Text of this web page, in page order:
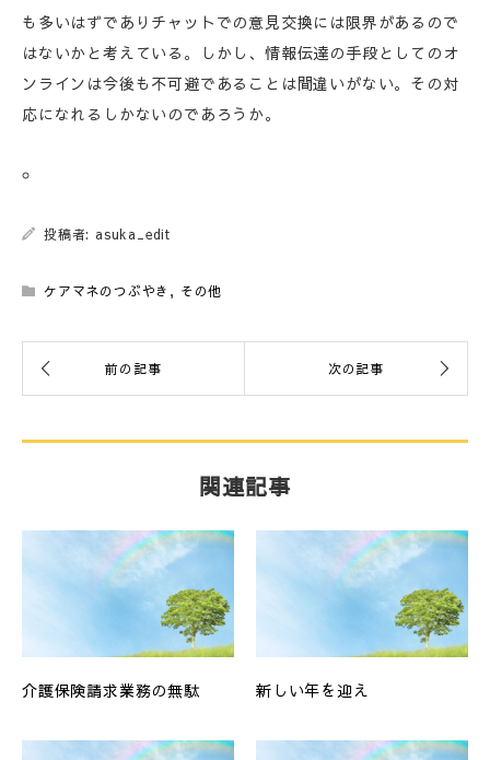
も多いはずでありチャットでの意見交換には限界があるので
はないかと考えている。しかし、情報伝達の手段としてのオ
ンラインは今後も不可避であることは間違いがない。その対
応になれるしかないのであろうか。
投稿者: asuka_edit
ケアマネのつぶやき , その他
関連記事
介護保険請求業務の無駄 新しい年を迎え